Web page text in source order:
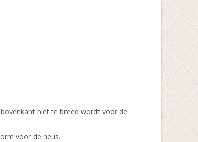
niet te breed wordt voor de
voor de neus.